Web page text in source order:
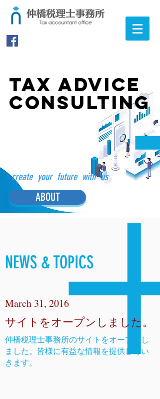
TAX ADVICE
CONSULTING
create your future with us
ABOUT
NEWS & TOPICS
March 31, 2016
サイトをオープンしました。
仲橋税理士事務所のサイトをオープンし
ました。皆様に有益な情報を提供してい
きます。